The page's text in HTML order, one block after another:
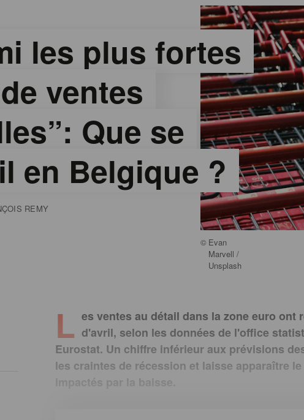
les plus fortes
ventes
Que se
en Belgique ?
REMY
© Evan
Marvell /
Unsplash
L es ventes au détail dans la zone euro ont
d'avril, selon les données de l'office
Eurostat. Un chiffre inférieur aux prévisions
les craintes de récession et laisse apparaître
impactés par la baisse.